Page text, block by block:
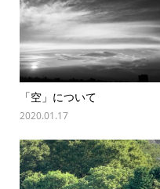
「空」について
2020.01.17